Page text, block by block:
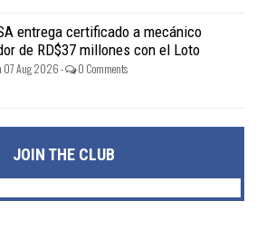
entrega certificado a mecánico
de RD$37 millones con el Loto
07 Aug 2026 - 0 Comments
JOIN THE CLUB